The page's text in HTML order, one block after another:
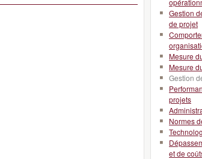
Gestion
de projet
Mesure
Mesure
Gestion
projets
Normes
et de